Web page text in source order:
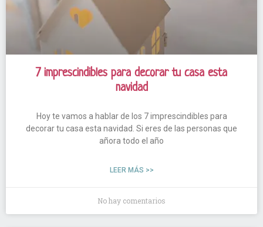
7 imprescindibles para decorar tu casa esta
navidad
Hoy te vamos a hablar de los 7 imprescindibles para
decorar tu casa esta navidad. Si eres de las personas que
añora todo el año
LEER MÁS >>
No hay comentarios